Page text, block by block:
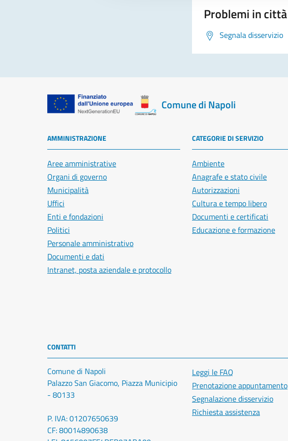
Problemi in città
Segnala disservizio
Comune di Napoli
AMMINISTRAZIONE
Aree amministrative
Organi di governo
Municipalità
Uffici
Enti e fondazioni
Politici
Personale amministrativo
Documenti e dati
Intranet, posta aziendale e protocollo
CATEGORIE DI SERVIZIO
Ambiente
Anagrafe e stato civile
Autorizzazioni
Cultura e tempo libero
Documenti e certificati
Educazione e formazione
CONTATTI
Comune di Napoli
Palazzo San Giacomo, Piazza Municipio
- 80133
P. IVA: 01207650639
CF: 80014890638
Leggi le FAQ
Prenotazione appuntamento
Segnalazione disservizio
Richiesta assistenza